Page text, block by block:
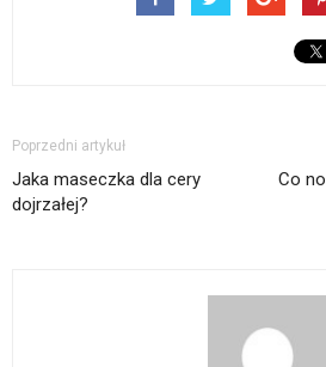
Poprzedni artykuł
Jaka maseczka dla cery
dojrzałej?
Co